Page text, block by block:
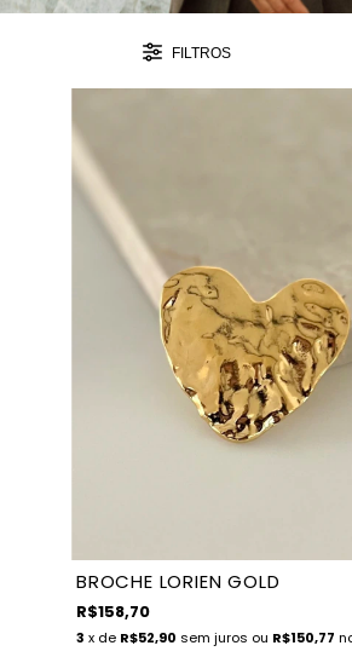
FILTROS
BROCHE LORIEN GOLD
R$158,70
3 x de R$52,90 sem juros ou R$150,77